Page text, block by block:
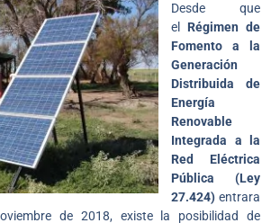
Desde que
el Régimen de
Fomento a la
Generación
Distribuida de
Energía
Renovable
Integrada a la
Red Eléctrica
Pública (Ley
27.424) entrara
de 2018, existe la posibilidad de